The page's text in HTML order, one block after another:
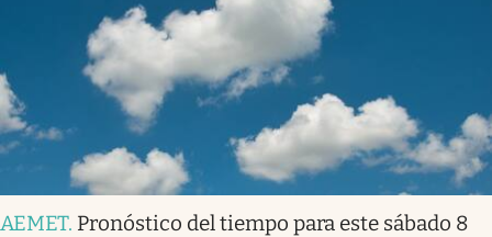
AEMET. Pronóstico del tiempo para este sábado 8